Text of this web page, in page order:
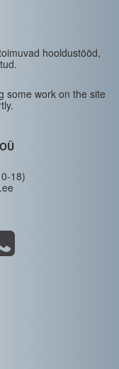
hooldustööd,
some work on the site
18)